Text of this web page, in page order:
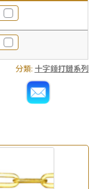
分類: 十字錘打鏈系列